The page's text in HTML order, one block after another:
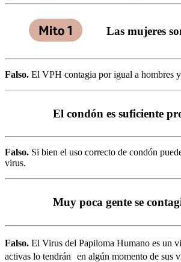
Las mujeres
Falso. El VPH contagia por igual a hombres
El condón es suficiente
Falso. Si bien el uso correcto de condón
virus.
Muy poca gente se
Falso. El Virus del Papiloma Humano es un
activas lo tendrán en algún momento de sus